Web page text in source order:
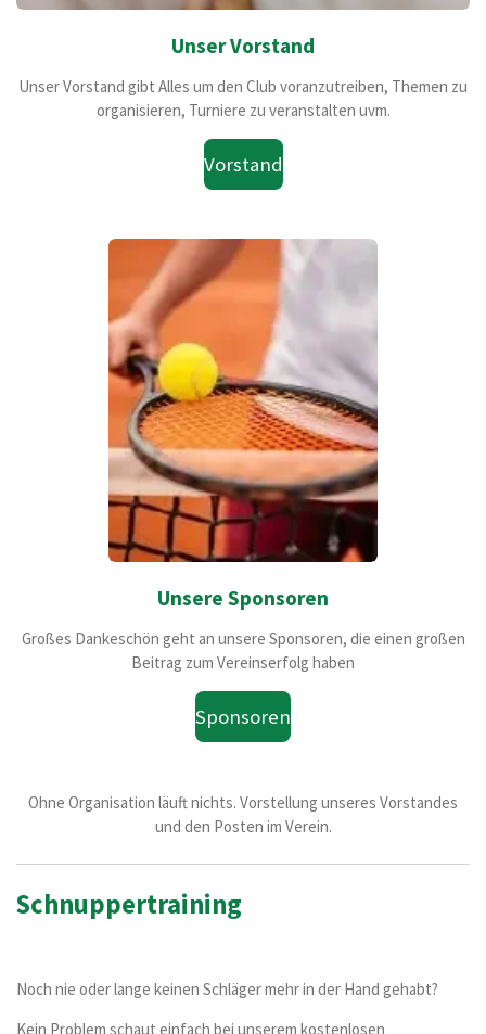
Unser Vorstand
Unser Vorstand gibt Alles um den Club voranzutreiben, Themen zu
organisieren, Turniere zu veranstalten uvm.
Vorstand
Unsere Sponsoren
Großes Dankeschön geht an unsere Sponsoren, die einen großen
Beitrag zum Vereinserfolg haben
Sponsoren
Ohne Organisation läuft nichts. Vorstellung unseres Vorstandes
und den Posten im Verein.
Schnuppertraining
Noch nie oder lange keinen Schläger mehr in der Hand gehabt?
Kein Problem schaut einfach bei unserem kostenlosen